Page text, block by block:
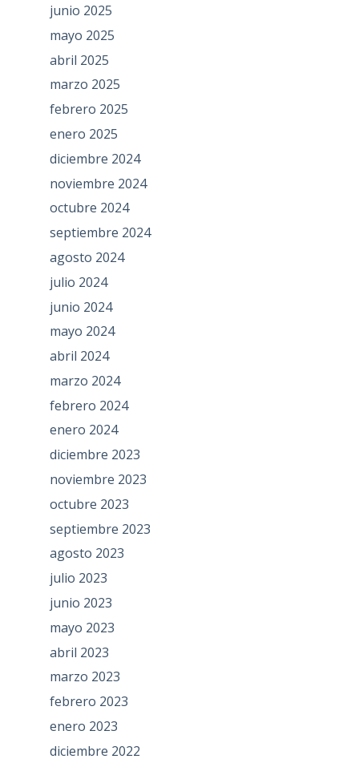
junio 2025
mayo 2025
abril 2025
marzo 2025
febrero 2025
enero 2025
diciembre 2024
noviembre 2024
octubre 2024
septiembre 2024
agosto 2024
julio 2024
junio 2024
mayo 2024
abril 2024
marzo 2024
febrero 2024
enero 2024
diciembre 2023
noviembre 2023
octubre 2023
septiembre 2023
agosto 2023
julio 2023
junio 2023
mayo 2023
abril 2023
marzo 2023
febrero 2023
enero 2023
diciembre 2022